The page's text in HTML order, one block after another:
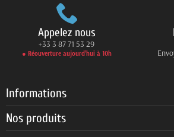
Appelez nous
+33 3 87 71 53 29
● Réouverture aujourd’hui à 10h
Informations
Nos produits